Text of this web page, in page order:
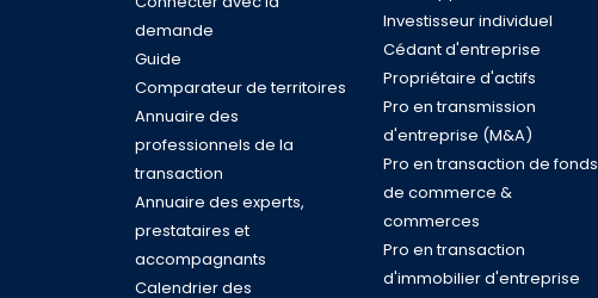
demande
Guide
Comparateur de territoires
Annuaire des
professionnels de la
transaction
Annuaire des experts,
prestataires et
accompagnants
Calendrier des
Investisseur individuel
Cédant d'entreprise
Propriétaire d'actifs
Pro en transmission
d'entreprise (M&A)
Pro en transaction de fonds
de commerce &
commerces
Pro en transaction
d'immobilier d'entreprise